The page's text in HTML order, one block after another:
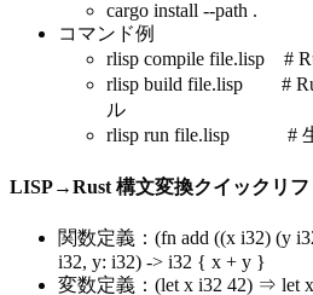
cargo install --path .
コマンド例
rlisp compile file.lisp #
rlisp build file.lisp #
ル
rlisp run file.lisp # 生
LISP→Rust 構文変換クイックリフ
関数定義：(fn add ((x i32) (y
i32, y: i32) -> i32 { x + y }
変数定義：(let x i32 42) ⇒ let